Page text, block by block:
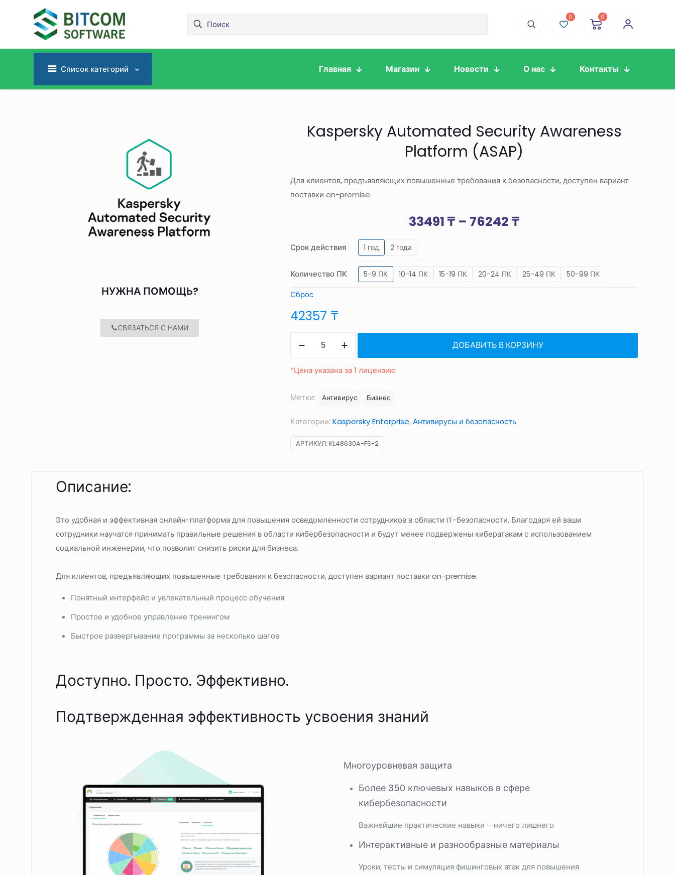
0 0
Список категорий Главная Магазин Новости О нас Контакты
НУЖНА ПОМОЩЬ?
СВЯЗАТЬСЯ С НАМИ
Kaspersky Automated Security Awareness
Platform (ASAP)
Для клиентов, предъявляющих повышенные требования к безопасности, доступен вариант
поставки on-premise.
33491 ₸ – 76242 ₸Диапазон
–
76242 ₸
Срок действия 1 год 2 года
Количество ПК 5-9 ПК 10-14 ПК 15-19 ПК 20-24 ПК 25-49 ПК 50-99 ПК
Сброс
42357 ₸
Kaspersky
Security
Platform
(ASAP)
ДОБАВИТЬ В КОРЗИНУ
*Цена указана за 1 лицензию
Метки: Антивирус Бизнес
Категории: Kaspersky Enterprise,Антивирусы и безопасность
АРТИКУЛ: KL48630A-FS-2
Описание:
Это удобная и эффективная онлайн-платформа для повышения осведомленности сотрудников в области IT-безопасности. Благодаря ей ваши
сотрудники научатся принимать правильные решения в области кибербезопасности и будут менее подвержены кибератакам с использованием
социальной инженерии, что позволит снизить риски для бизнеса.
Для клиентов, предъявляющих повышенные требования к безопасности, доступен вариант поставки on-premise.
Понятный интерфейс и увлекательный процесс обучения
Простое и удобное управление тренингом
Быстрое развертывание программы за несколько шагов
Доступно. Просто. Эффективно.
Подтвержденная эффективность усвоения знаний
Многоуровневая защита
Более 350 ключевых навыков в сфере
кибербезопасности
Важнейшие практические навыки – ничего лишнего
Интерактивные и разнообразные материалы
Уроки, тесты и симуляция фишинговых атак для повышения